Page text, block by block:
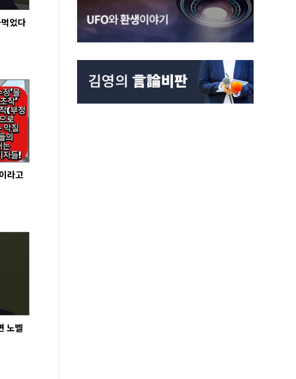
었다
라고
노벨